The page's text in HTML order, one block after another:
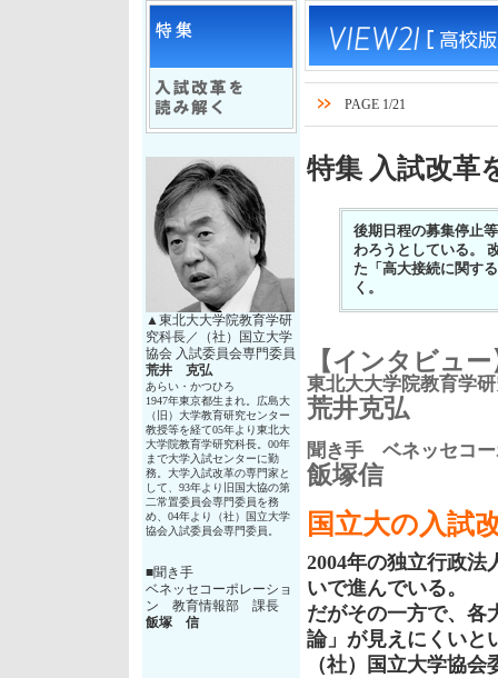
▲東北大大学院教育学研
究科長／（社）国立大学
協会 入試委員会専門委員
荒井 克弘
あらい・かつひろ
1947年東京都生まれ。広島大
（旧）大学教育研究センター
教授等を経て05年より東北大
大学院教育学研究科長。00年
まで大学入試センターに勤
務。大学入試改革の専門家と
して、93年より旧国大協の第
二常置委員会専門委員を務
め、04年より（社）国立大学
協会入試委員会専門委員。
■聞き手
ベネッセコーポレーショ
ン 教育情報部 課長
飯塚 信
PAGE 1/21
特集 入試改革
後期日程の募集停止
わろうとしている。
た「高大接続に関す
く。
【インタビュー
東北大大学院教育学
荒井克弘
聞き手 ベネッセコ
飯塚信
国立大の入試
2004年の独立行政法
いで進んでいる。
だがその一方で、各
論」が見えにくいと
（社）国立大学協